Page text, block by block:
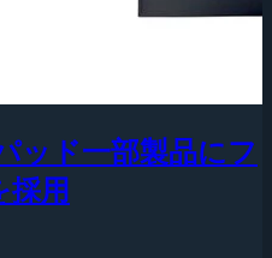
ッド一部製品にフ
採用